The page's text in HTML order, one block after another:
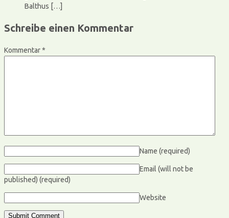
Balthus […]
Schreibe einen Kommentar
Kommentar*
Name (required)
Email (will not be
published) (required)
Website